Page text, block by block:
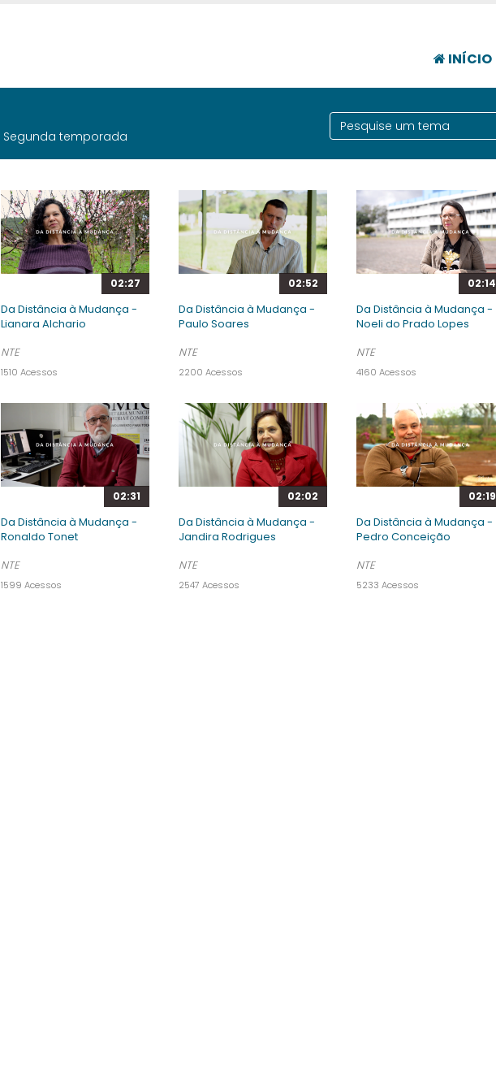
INÍCIO
Segunda temporada
02:27
Da Distância à Mudança -
Lianara Alchario
NTE
1510 Acessos
02:52
Da Distância à Mudança -
Paulo Soares
NTE
2200 Acessos
02:14
Da Distância à Mudança -
Noeli do Prado Lopes
NTE
4160 Acessos
02:31
Da Distância à Mudança -
Ronaldo Tonet
NTE
1599 Acessos
02:02
Da Distância à Mudança -
Jandira Rodrigues
NTE
2547 Acessos
02:19
Da Distância à Mudança -
Pedro Conceição
NTE
5233 Acessos